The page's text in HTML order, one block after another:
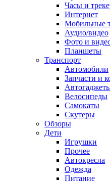
Часы и
Интернет
Мобильные
Аудио/видео
Фото и
Планшеты
Транспорт
Автомобили
Запчасти и
Велосипеды
Самокаты
Скутеры
Обзоры
Дети
Игрушки
Прочее
Автокресла
Одежда
Питание